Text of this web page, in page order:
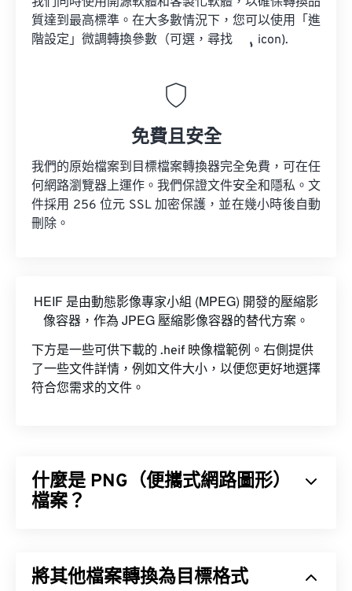
質達到最高標準。在大多數情況下，您可以使用「進
階設定」微調轉換參數（可選，尋找
icon).
免費且安全
我們的原始檔案到目標檔案轉換器完全免費，可在任
何網路瀏覽器上運作。我們保證文件安全和隱私。文
件採用 256 位元 SSL 加密保護，並在幾小時後自動
刪除。
HEIF 是由動態影像專家小組 (MPEG) 開發的壓縮影
像容器，作為 JPEG 壓縮影像容器的替代方案。
下方是一些可供下載的 .heif 映像檔範例。右側提供
了一些文件詳情，例如文件大小，以便您更好地選擇
符合您需求的文件。
什麼是 PNG（便攜式網路圖形）
檔案？
RGB或RGBA顏色，並支持透明度，這使得它們非常
將其他檔案轉換為目標格式